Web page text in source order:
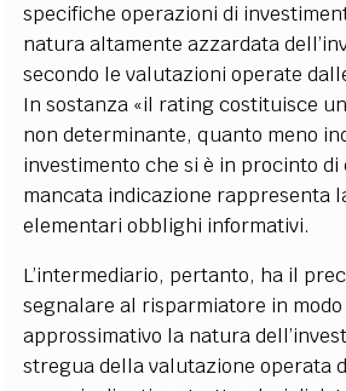
specifiche operazioni di
natura altamente azzardata
secondo le valutazioni operate
In sostanza «il rating costituisce
non determinante, quanto meno
investimento che si è in procinto
mancata indicazione rappresenta
elementari obblighi informativi.
L’intermediario, pertanto, ha il
segnalare al risparmiatore in
approssimativo la natura
stregua della valutazione operata